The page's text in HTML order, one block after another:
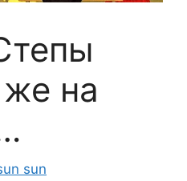
на
sun